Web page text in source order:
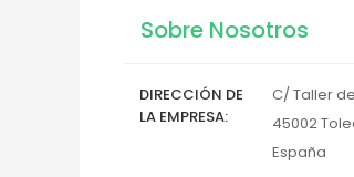
Sobre Nosotros
DIRECCIÓN DE
LA EMPRESA
C/ Taller
45002
España